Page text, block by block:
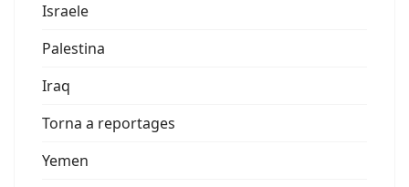
Israele
Palestina
Iraq
Torna a reportages
Yemen